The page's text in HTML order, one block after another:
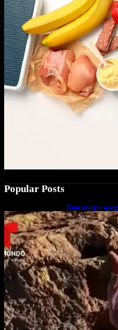
Popular Posts
Una mujer
cuerpo a